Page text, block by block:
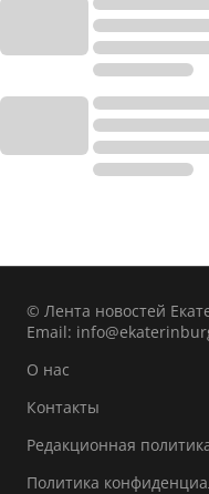
© Лента новостей
Email:
О нас
Контакты
Редакционная
Политика